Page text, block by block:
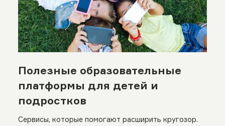
Полезные образовательные
платформы для детей и
подростков
Сервисы, которые помогают расширить кругозор.